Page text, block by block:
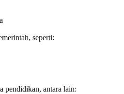
seperti:
pendidikan, antara lain: